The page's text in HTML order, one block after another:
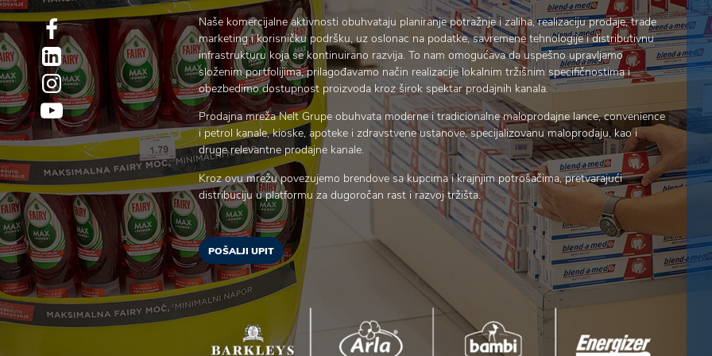
Naše komercijalne aktivnosti obuhvataju planiranje potražnje i zaliha, realizaciju prodaje, trade
marketing i korisničku podršku, uz oslonac na podatke, savremene tehnologije i distributivnu
infrastrukturu koja se kontinuirano razvija. To nam omogućava da uspešno upravljamo
složenim portfolijima, prilagođavamo način realizacije lokalnim tržišnim specifičnostima i
obezbedimo dostupnost proizvoda kroz širok spektar prodajnih kanala.
Prodajna mreža Nelt Grupe obuhvata moderne i tradicionalne maloprodajne lance, convenience
i petrol kanale, kioske, apoteke i zdravstvene ustanove, specijalizovanu maloprodaju, kao i
druge relevantne prodajne kanale.
Kroz ovu mrežu povezujemo brendove sa kupcima i krajnjim potrošačima, pretvarajući
distribuciju u platformu za dugoročan rast i razvoj tržišta.
POŠALJI UPIT